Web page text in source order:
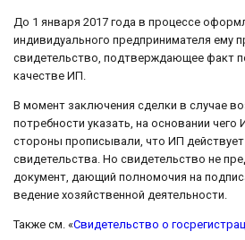
До 1 января 2017 года в процессе
индивидуального предпринимателя ему
свидетельство, подтверждающее факт
качестве ИП.
В момент заключения сделки в случае
потребности указать, на основании чего
стороны прописывали, что ИП действует
свидетельства. Но свидетельство не
документ, дающий полномочия на
ведение хозяйственной деятельности.
Также см. «Свидетельство о